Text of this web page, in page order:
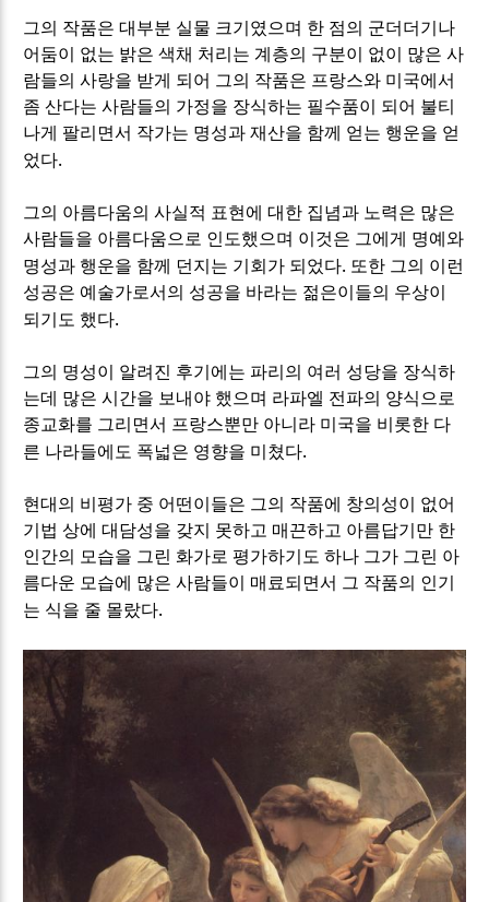
그의 작품은 대부분 실물 크기였으며 한 점의 군더더기나
어둠이 없는 밝은 색채 처리는 계층의 구분이 없이 많은 사
람들의 사랑을 받게 되어 그의 작품은 프랑스와 미국에서
좀 산다는 사람들의 가정을 장식하는 필수품이 되어 불티
나게 팔리면서 작가는 명성과 재산을 함께 얻는 행운을 얻
었다.
그의 아름다움의 사실적 표현에 대한 집념과 노력은 많은
사람들을 아름다움으로 인도했으며 이것은 그에게 명예와
명성과 행운을 함께 던지는 기회가 되었다. 또한 그의 이런
성공은 예술가로서의 성공을 바라는 젊은이들의 우상이
되기도 했다.
그의 명성이 알려진 후기에는 파리의 여러 성당을 장식하
는데 많은 시간을 보내야 했으며 라파엘 전파의 양식으로
종교화를 그리면서 프랑스뿐만 아니라 미국을 비롯한 다
른 나라들에도 폭넓은 영향을 미쳤다.
현대의 비평가 중 어떤이들은 그의 작품에 창의성이 없어
기법 상에 대담성을 갖지 못하고 매끈하고 아름답기만 한
인간의 모습을 그린 화가로 평가하기도 하나 그가 그린 아
름다운 모습에 많은 사람들이 매료되면서 그 작품의 인기
는 식을 줄 몰랐다.